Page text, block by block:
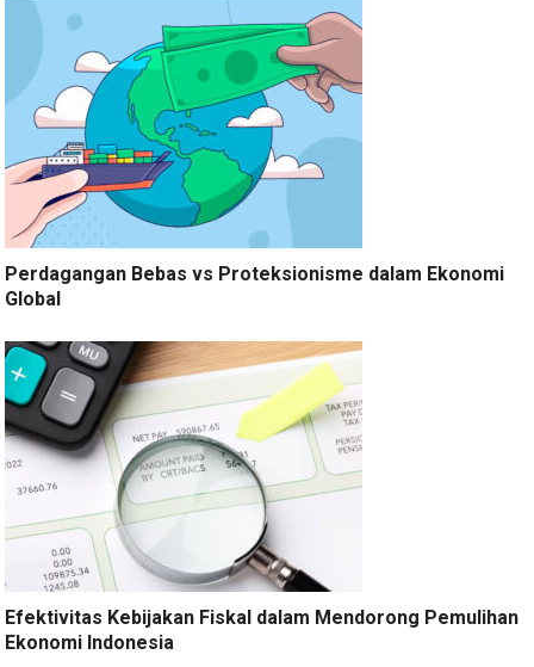
Perdagangan Bebas vs Proteksionisme dalam Ekonomi
Global
Efektivitas Kebijakan Fiskal dalam Mendorong Pemulihan
Ekonomi Indonesia